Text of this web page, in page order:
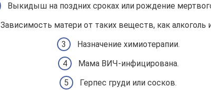
Выкидыш на поздних сроках или рождение
Зависимость матери от таких веществ, как алкоголь
Назначение химиотерапии.
Мама ВИЧ-инфицирована.
Герпес груди или сосков.